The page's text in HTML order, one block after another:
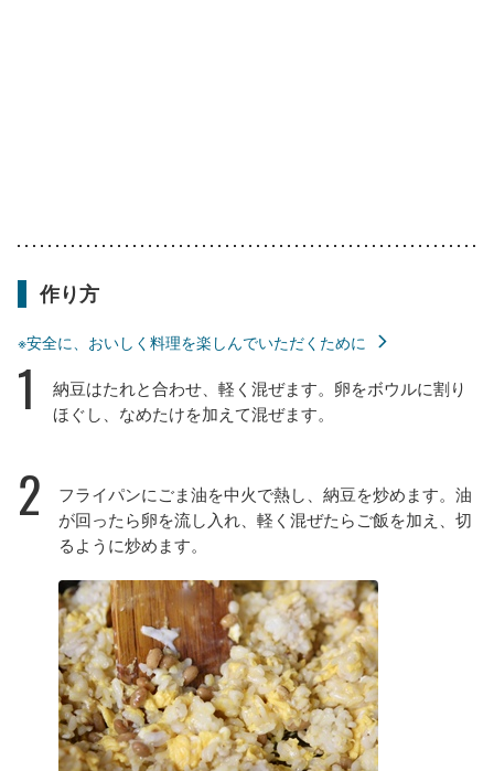
作り方
※安全に、おいしく料理を楽しんでいただくために
1
納豆はたれと合わせ、軽く混ぜます。卵をボウルに割り
ほぐし、なめたけを加えて混ぜます。
2
フライパンにごま油を中火で熱し、納豆を炒めます。油
が回ったら卵を流し入れ、軽く混ぜたらご飯を加え、切
るように炒めます。